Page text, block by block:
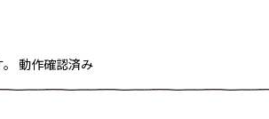
動作確認済み